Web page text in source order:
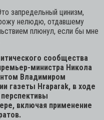
запредельный цинизм,
нелюдю, отдавшему
плюнул, если бы мне
сообщества
министра Никола
Владимиром
газеты Hraparak, в ходе
включая применение